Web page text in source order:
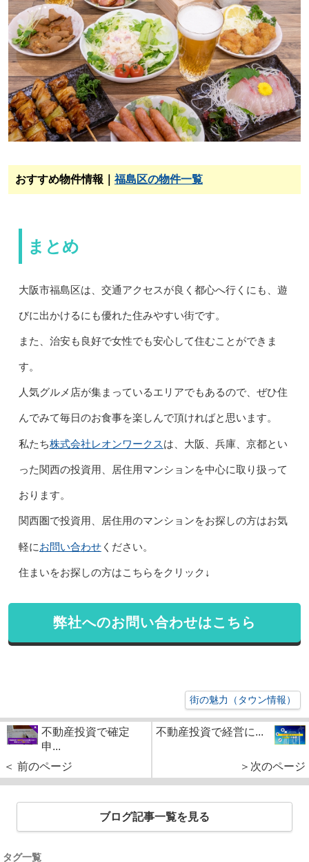
おすすめ物件情報｜福島区の物件一覧
まとめ
大阪市福島区は、交通アクセスが良く都心へ行くにも、遊
びに出かけるにも優れた住みやすい街です。
また、治安も良好で女性でも安心して住むことができま
す。
人気グルメ店が集まっているエリアでもあるので、ぜひ住
んでみて毎日のお食事を楽しんで頂ければと思います。
私たち株式会社レオンワークスは、大阪、兵庫、京都とい
った関西の投資用、居住用マンションを中心に取り扱って
おります。
関西圏で投資用、居住用のマンションをお探しの方はお気
軽にお問い合わせください。
住まいをお探しの方はこちらをクリック↓
弊社へのお問い合わせはこちら
街の魅力（タウン情報）
不動産投資で確定
申...
＜ 前のページ
不動産投資で経営に...
＞次のページ
ブログ記事一覧を見る
タグ一覧